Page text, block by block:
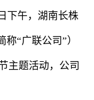
下午，湖南长株
“广联公司”）
主题活动，公司